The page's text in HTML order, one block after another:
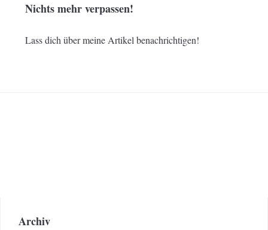
Nichts mehr verpassen!
Lass dich über meine Artikel benachrichtigen!
Archiv